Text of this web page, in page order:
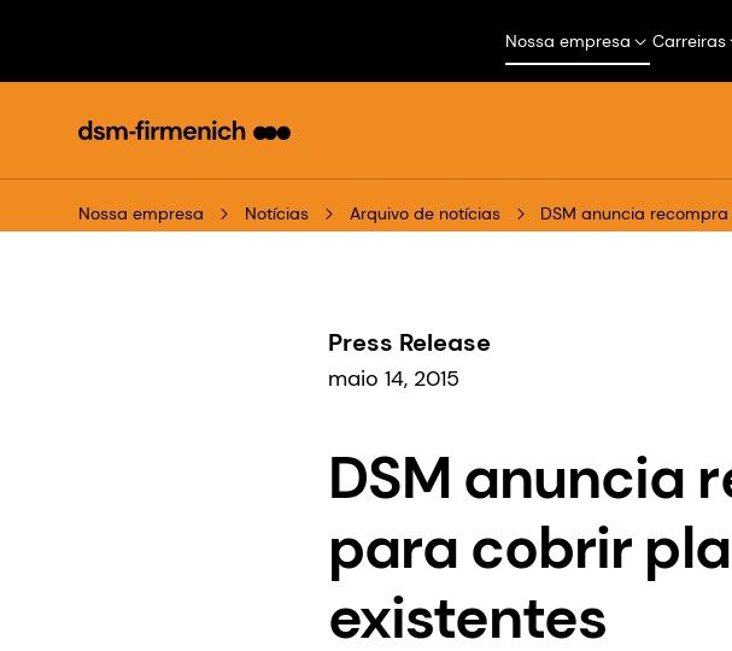
Nossa empresa Carreiras
Nossa empresa Notícias Arquivo de notícias DSM anuncia
Press Release
maio 14, 2015
DSM anuncia
para cobrir
existentes